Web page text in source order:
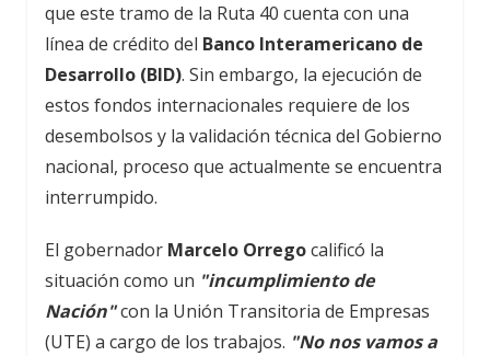
que este tramo de la Ruta 40 cuenta con una
línea de crédito del Banco Interamericano de
Desarrollo (BID). Sin embargo, la ejecución de
estos fondos internacionales requiere de los
desembolsos y la validación técnica del Gobierno
nacional, proceso que actualmente se encuentra
interrumpido.
El gobernador Marcelo Orregocalificó la
situación como un "incumplimiento de
Nación"con la Unión Transitoria de Empresas
(UTE) a cargo de los trabajos. "No nos vamos a